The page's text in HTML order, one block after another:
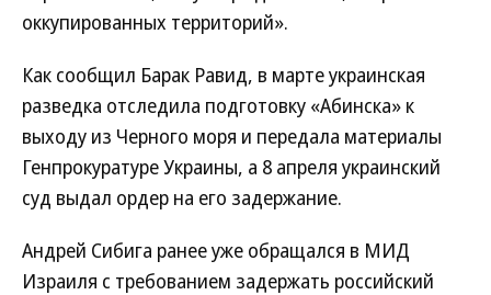
оккупированных территорий».
Как сообщил Барак Равид, в марте украинская
разведка отследила подготовку «Абинска» к
выходу из Черного моря и передала материалы
Генпрокуратуре Украины, а 8 апреля украинский
суд выдал ордер на его задержание.
Андрей Сибига ранее уже обращался в МИД
Израиля с требованием задержать российский